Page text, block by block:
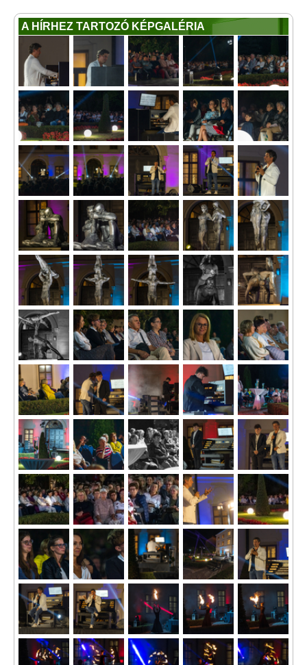
A HÍRHEZ TARTOZÓ KÉPGALÉRIA